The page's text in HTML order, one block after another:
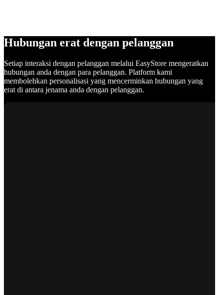
Hubungan erat dengan pelanggan
Setiap interaksi dengan pelanggan melalui EasyStore mengeratkan
hubungan anda dengan para pelanggan. Platform kami
membolehkan personalisasi yang mencerminkan hubungan yang
erat di antara jenama anda dengan pelanggan.